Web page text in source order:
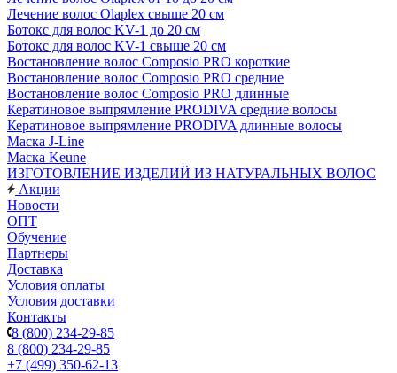
Лечение волос Olapleх свыше 20 см
Ботокс для волос KV-1 до 20 см
Ботокс для волос KV-1 свыше 20 см
Востановление волос Composio PRO короткие
Востановление волос Composio PRO средние
Востановление волос Composio PRO длинные
Кератиновое выпрямление PRODIVA средние волосы
Кератиновое выпрямление PRODIVA длинные волосы
Маска J-Line
Маска Keune
ИЗГОТОВЛЕНИЕ ИЗДЕЛИЙ ИЗ НАТУРАЛЬНЫХ ВОЛОС
Акции
Новости
ОПТ
Обучение
Партнеры
Доставка
Условия оплаты
Условия доставки
Контакты
8 (800) 234-29-85
8 (800) 234-29-85
+7 (499) 350-62-13